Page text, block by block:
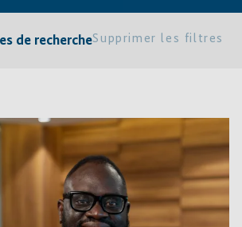
de rechercheSupprimer les filtres